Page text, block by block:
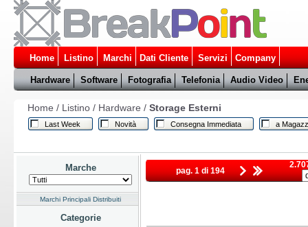
Home Listino Marchi Dati Cliente Servizi Company
Hardware Software Fotografia Telefonia Audio Video
Home / Listino/ Hardware / Storage Esterni
Last Week Novità Consegna Immediata a
Marche
Marchi Principali Distribuiti
Categorie
pag. 1 di 194